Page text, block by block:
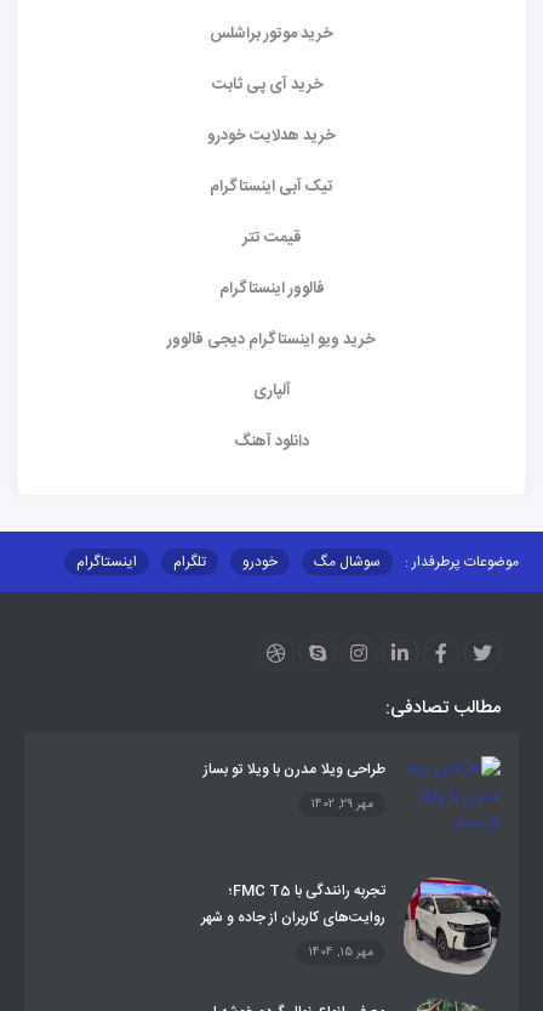
خرید موتور براشلس
خرید آی پی ثابت
خرید هدلایت خودرو
تیک آبی اینستاگرام
قیمت تتر
فالوور اینستاگرام
خرید ویو اینستاگرام دیجی فالوور
آلپاری
دانلود آهنگ
موضوعات پرطرفدار : سوشال مگ خودرو تلگرام
اینستاگرام
مطالب تصادفی:
طراحی ویلا مدرن با ویلا تو بساز
مهر 29, 1402
تجربه رانندگی با FMC T5؛
روایت‌های کاربران از جاده و شهر
مهر 15, 1404